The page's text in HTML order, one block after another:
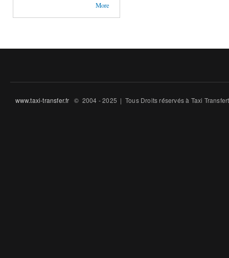
More
www.taxi-transfer.fr © 2004 - 2025 | Tous Droits ré́servés à Taxi